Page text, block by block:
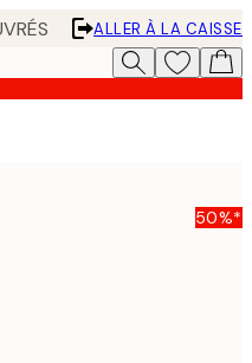
ALLER À LA CAISSE
50%*